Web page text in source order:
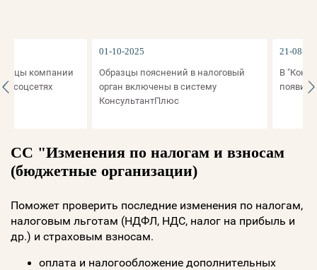
компании
01-10-2025
Образцы пояснений в налоговый
орган включены в систему
КонсультантПлюс
21-08-2025
В
появились
СС "Изменения по налогам и взносам
(бюджетные организации)
Поможет проверить последние изменения по налогам,
налоговым льготам (НДФЛ, НДС, налог на прибыль и
др.) и страховым взносам.
оплата и налогообложение дополнительных